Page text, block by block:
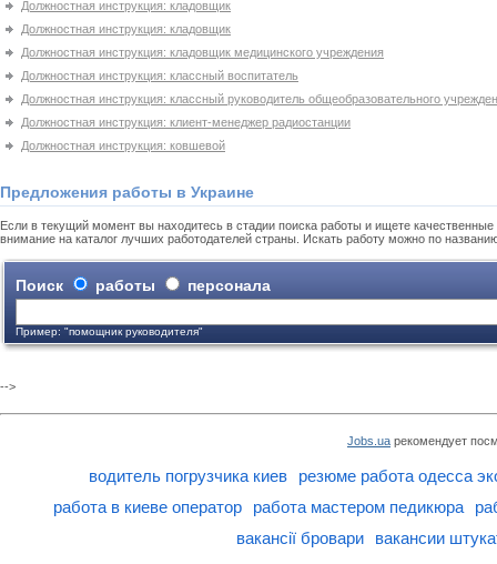
Должностная инструкция: кладовщик
Должностная инструкция: кладовщик
Должностная инструкция: кладовщик медицинского учреждения
Должностная инструкция: классный воспитатель
Должностная инструкция: классный руководитель общеобразовательного
Должностная инструкция: клиент-менеджер радиостанции
Должностная инструкция: ковшевой
Предложения работы в Украине
Если в текущий момент вы находитесь в стадии поиска работы и ищете
внимание на каталог лучших работодателей страны. Искать работу можно по
Поиск работы персонала
Пример: "помощник руководителя"
-->
Jobs.ua рекомендует
водитель погрузчика киев
резюме работа одесса
работа в киеве оператор
работа мастером педикюра
вакансії бровари
вакансии